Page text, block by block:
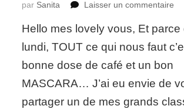
par Sanita Laisser un commentaire
in
love
Hello mes lovely vous, Et parce
lundi, TOUT ce qui nous faut
bonne dose de café et un bon
MASCARA… J’ai eu envie de
partager un de mes grands